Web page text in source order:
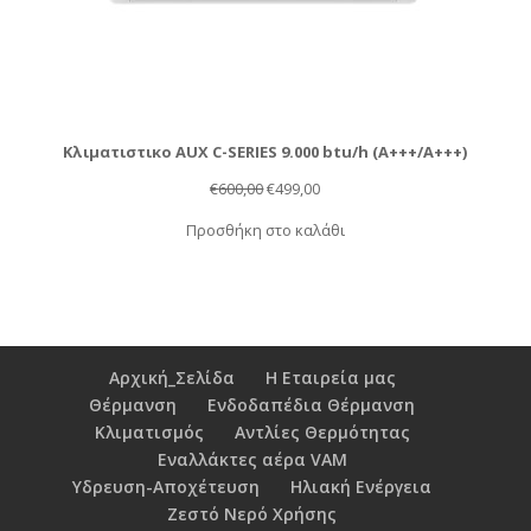
Κλιματιστικο AUX C-SERIES 9.000 btu/h (Α+++/A+++)
€600,00Original
was:
€499,00Η
τιμή
Προσθήκη στο καλάθι
Αρχική_Σελίδα
Η Εταιρεία μας
Θέρμανση
Ενδοδαπέδια Θέρμανση
Κλιματισμός
Αντλίες Θερμότητας
Εναλλάκτες αέρα VAM
Υδρευση-Αποχέτευση
Ηλιακή Ενέργεια
Ζεστό Νερό Χρήσης